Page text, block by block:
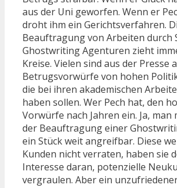
aus der Uni geworfen. Wenn er
droht ihm ein Gerichtsverfahren.
Beauftragung von Arbeiten durch
Ghostwriting Agenturen zieht
Kreise. Vielen sind aus der Presse
Betrugsvorwürfe von hohen
die bei ihren akademischen
haben sollen. Wer Pech hat, den
Vorwürfe nach Jahren ein. Ja, man
der Beauftragung einer
ein Stück weit angreifbar. Diese
Kunden nicht verraten, haben sie
Interesse daran, potenzielle
vergraulen. Aber ein